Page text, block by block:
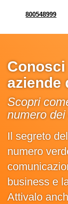
800548999
aziende
Scopri
numero
Il segreto
numero
business e
Attivalo